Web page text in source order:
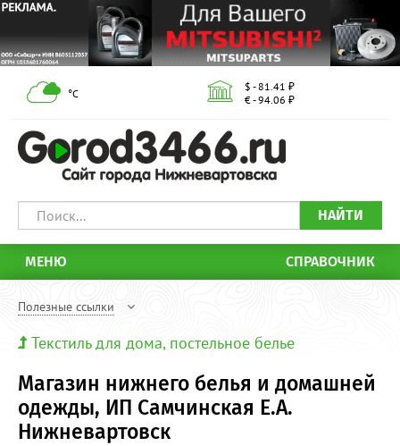
°С
$ - 81.41 ₽
€ - 94.06 ₽
НАЙТИ
МЕНЮ СПРАВОЧНИК
Полезные ссылки
Текстиль для дома, постельное белье
Магазин нижнего белья и домашней
одежды, ИП Самчинская Е.А.
Нижневартовск